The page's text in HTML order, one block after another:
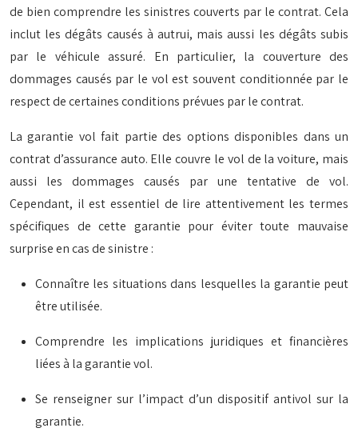
de bien comprendre les sinistres couverts par le contrat. Cela
inclut les dégâts causés à autrui, mais aussi les dégâts subis
par le véhicule assuré. En particulier, la couverture des
dommages causés par le vol est souvent conditionnée par le
respect de certaines conditions prévues par le contrat.
La garantie vol fait partie des options disponibles dans un
contrat d’assurance auto. Elle couvre le vol de la voiture, mais
aussi les dommages causés par une tentative de vol.
Cependant, il est essentiel de lire attentivement les termes
spécifiques de cette garantie pour éviter toute mauvaise
surprise en cas de sinistre :
Connaître les situations dans lesquelles la garantie peut
être utilisée.
Comprendre les implications juridiques et financières
liées à la garantie vol.
Se renseigner sur l’impact d’un dispositif antivol sur la
garantie.